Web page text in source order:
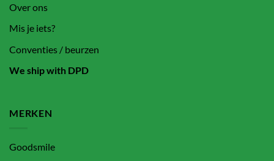
Over ons
Mis je iets?
Conventies / beurzen
We ship with DPD
MERKEN
Goodsmile